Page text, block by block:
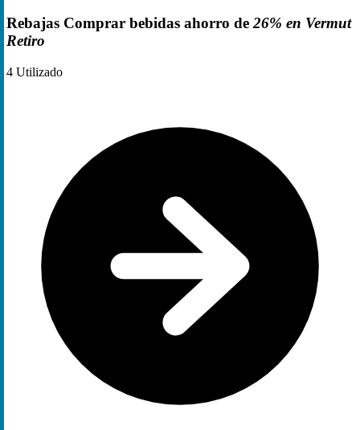
Rebajas Comprar bebidas ahorro de26% en Vermut
Retiro
4 Utilizado